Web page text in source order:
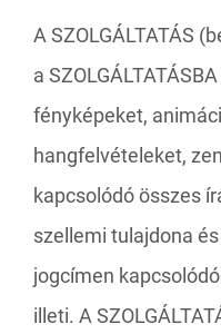
A SZOLGÁLTATÁS
a
fényképeket,
hangfelvételeket,
kapcsolódó összes
szellemi tulajdona
jogcímen
illeti. A